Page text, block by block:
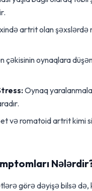
artrit olan şəxslərdə
çəkisinin oynaqlara
Oynaq
və romatoid artrit kimi
görə dəyişə bilsə